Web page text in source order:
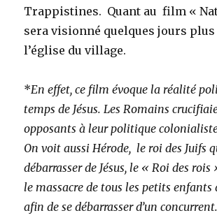
Trappistines. Quant au film «
sera visionné quelques jours plus
l’église du village.
*En effet, ce film évoque la réalité
temps de Jésus. Les Romains
opposants à leur politique
On voit aussi Hérode, le roi des Juifs
débarrasser de Jésus, le « Roi des
le massacre de tous les petits enfants
afin de se débarrasser d’un